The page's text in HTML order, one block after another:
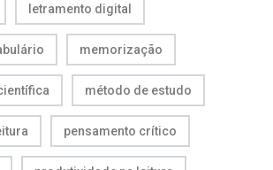
letramento digital
memorização
método de estudo
pensamento crítico